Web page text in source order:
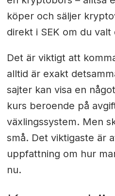
köper och säljer
direkt i SEK om du
Det är viktigt att
alltid är exakt
sajter kan visa en
kurs beroende på
växlingssystem. Men
små. Det viktigaste är
uppfattning om hur
nu.